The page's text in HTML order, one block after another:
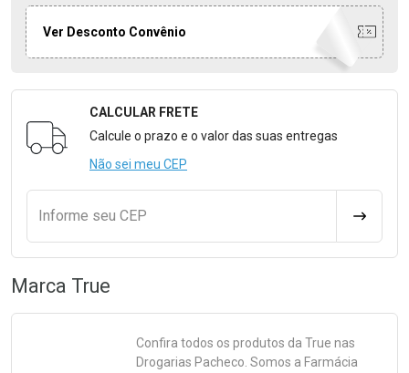
Ver Desconto Convênio
Formulário para Calcular o Frete
CALCULAR FRETE
Calcule o prazo e o valor das suas entregas
Não sei meu CEP
Informe seu CEP
Marca True
Confira todos os produtos da True nas
Drogarias Pacheco. Somos a Farmácia